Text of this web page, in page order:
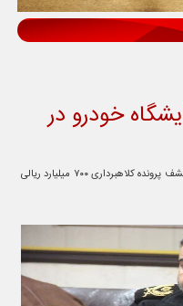
خودرو در
تهران رسانه | فرمانده انتظامی شرق استان تهران از کشف پرونده کلاهبرداری ۷۰۰ میلیارد ریالی